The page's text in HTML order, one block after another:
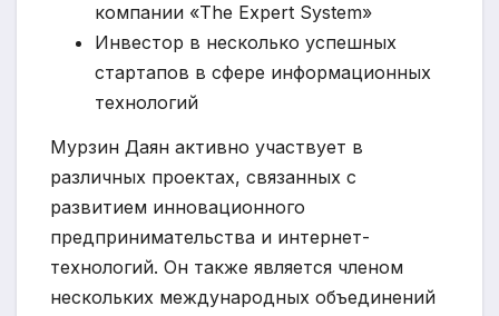
компании «The Expert System»
Инвестор в несколько успешных
стартапов в сфере информационных
технологий
Мурзин Даян активно участвует в
различных проектах, связанных с
развитием инновационного
предпринимательства и интернет-
технологий. Он также является членом
нескольких международных объединений